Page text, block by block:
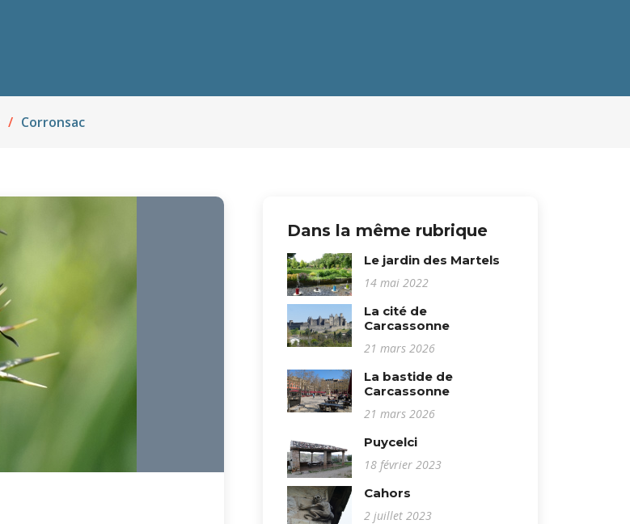
Corronsac
Dans la même rubrique
Le jardin des Martels
14 mai 2022
La cité de
Carcassonne
21 mars 2026
La bastide de
Carcassonne
21 mars 2026
Puycelci
18 février 2023
Cahors
2 juillet 2023